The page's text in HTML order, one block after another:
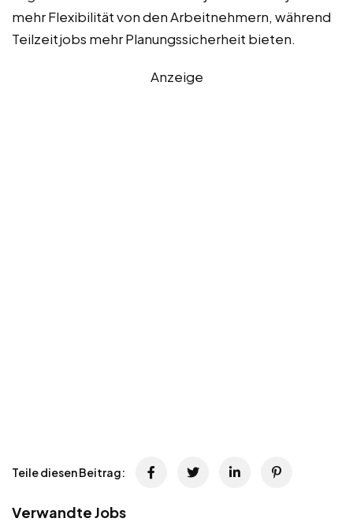
mehr Flexibilität von den Arbeitnehmern, während
Teilzeitjobs mehr Planungssicherheit bieten.
Anzeige
Teile diesen Beitrag:
Verwandte Jobs